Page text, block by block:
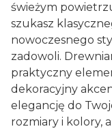
świeżym
szukasz
nowoczesnego
zadowoli.
praktyczny
dekoracyjny
elegancję do
rozmiary i kolory,